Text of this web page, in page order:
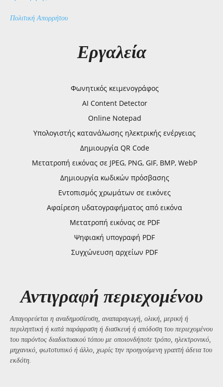
Πολιτική Απορρήτου
Εργαλεία
Φωνητικός κειμενογράφος
AI Content Detector
Online Notepad
Υπολογιστής κατανάλωσης ηλεκτρικής ενέργειας
Δημιουργία QR Code
Μετατροπή εικόνας σε JPEG, PNG, GIF, BMP, WebP
Δημιουργία κωδικών πρόσβασης
Εντοπισμός χρωμάτων σε εικόνες
Αφαίρεση υδατογραφήματος από εικόνα
Μετατροπή εικόνας σε PDF
Ψηφιακή υπογραφή PDF
Συγχώνευση αρχείων PDF
Αντιγραφή περιεχομένου
Απαγορεύεται η αναδημοσίευση, αναπαραγωγή, ολική, μερική ή
περιληπτική ή κατά παράφραση ή διασκευή ή απόδοση του περιεχομένου
του παρόντος διαδικτυακού τόπου με οποιονδήποτε τρόπο, ηλεκτρονικό,
μηχανικό, φωτοτυπικό ή άλλο, χωρίς την προηγούμενη γραπτή άδεια του
εκδότη.